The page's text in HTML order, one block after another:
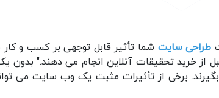
طراحی سایت شما تأثیر قابل توجهی بر کسب و
گذشته، "81٪ از خریداران قبل از خرید تحقیقات آنلاین انجام می
برخی از تأثیرات مثبت یک وب سایت می